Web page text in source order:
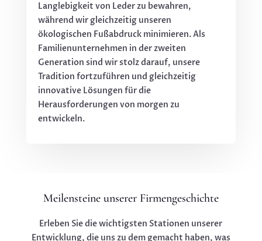
Langlebigkeit von Leder zu bewahren,
während wir gleichzeitig unseren
ökologischen Fußabdruck minimieren. Als
Familienunternehmen in der zweiten
Generation sind wir stolz darauf, unsere
Tradition fortzuführen und gleichzeitig
innovative Lösungen für die
Herausforderungen von morgen zu
entwickeln.
Meilensteine unserer Firmengeschichte
Erleben Sie die wichtigsten Stationen unserer
Entwicklung, die uns zu dem gemacht haben, was